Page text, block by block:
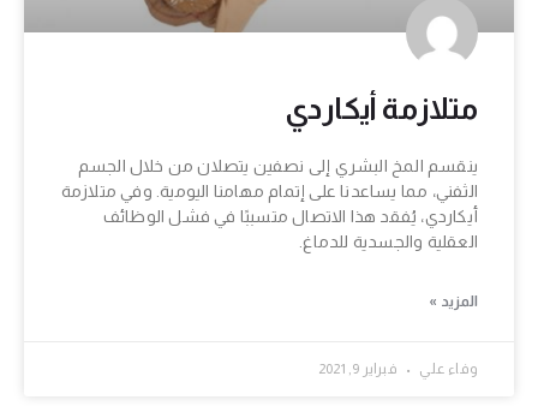
متلازمة أيكاردي
ينقسم المخ البشري إلى نصفين يتصلان من خلال الجسم
الثفني، مما يساعدنا على إتمام مهامنا اليومية. وفي متلازمة
أيكاردي، يُفقد هذا الاتصال متسببًا في فشل الوظائف
العقلية والجسدية للدماغ.
المزيد »
وفاء علي فبراير 9, 2021